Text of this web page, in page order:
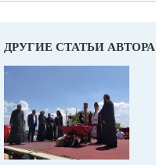
ДРУГИЕ СТАТЬИ АВТОРА